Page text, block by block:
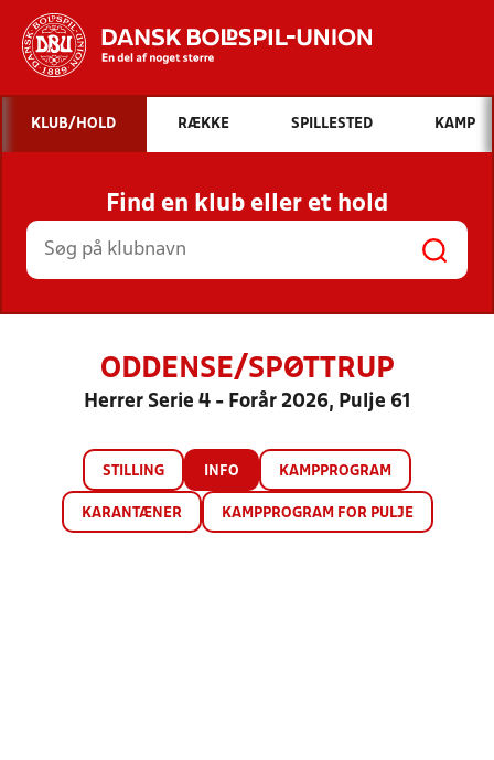
Hvad vil du søge efter?
INDHOLD OG NYHEDER
STILLINGER, RESULTATER, KLUBBER OG
HOLD
KLUB/HOLD RÆKKE SPILLESTED KAMP
Find en klub eller et hold
ODDENSE/SPØTTRUP
Herrer Serie 4 - Forår 2026, Pulje 61
STILLING INFO KAMPPROGRAM
KARANTÆNER KAMPPROGRAM FOR PULJE